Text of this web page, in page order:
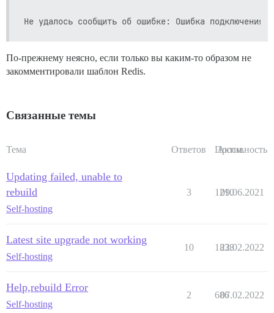
По-прежнему неясно, если только вы каким-то образом не
закомментировали шаблон Redis.
Связанные темы
Тема Ответов Просм.
Активность
Updating failed, unable to
rebuild
Self-hosting
3 1210
09.06.2021
Latest site upgrade not working
Self-hosting
10 1838
22.02.2022
Help,rebuild Error
Self-hosting
2 686
07.02.2022